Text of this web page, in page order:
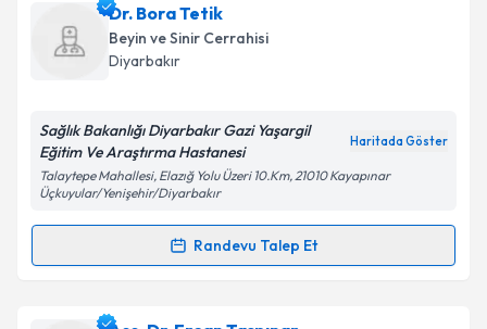
Prof. Dr. Adnan Ceviz
oluşturun. Size bu uzmandan randevu almanız için bir
takvim hazırlandığında e-posta ile bilgilendireceğiz.
Kişisel verilerimin işlenmesine ilişkin
Metni'ni okudum ve kişisel verilerimin belirtilen
kapsamda işlenmesini kabul ediyorum.
Dr. Bora Tetik
Beyin ve Sinir Cerrahisi
Diyarbakır
Sağlık Bakanlığı Diyarbakır Gazi Yaşargil
Eğitim Ve Araştırma Hastanesi
Haritada Göster
Talaytepe Mahallesi, Elazığ Yolu Üzeri 10.Km, 21010 Kayapınar
Üçkuyular/Yenişehir/Diyarbakır
Randevu Talep Et
Randevu Takvimi Talebi